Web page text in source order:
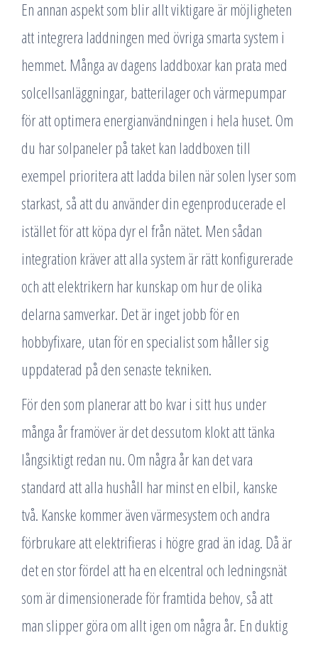
En annan aspekt som blir allt viktigare är möjligheten
att integrera laddningen med övriga smarta system i
hemmet. Många av dagens laddboxar kan prata med
solcellsanläggningar, batterilager och värmepumpar
för att optimera energianvändningen i hela huset. Om
du har solpaneler på taket kan laddboxen till
exempel prioritera att ladda bilen när solen lyser som
starkast, så att du använder din egenproducerade el
istället för att köpa dyr el från nätet. Men sådan
integration kräver att alla system är rätt konfigurerade
och att elektrikern har kunskap om hur de olika
delarna samverkar. Det är inget jobb för en
hobbyfixare, utan för en specialist som håller sig
uppdaterad på den senaste tekniken.
För den som planerar att bo kvar i sitt hus under
många år framöver är det dessutom klokt att tänka
långsiktigt redan nu. Om några år kan det vara
standard att alla hushåll har minst en elbil, kanske
två. Kanske kommer även värmesystem och andra
förbrukare att elektrifieras i högre grad än idag. Då är
det en stor fördel att ha en elcentral och ledningsnät
som är dimensionerade för framtida behov, så att
man slipper göra om allt igen om några år. En duktig